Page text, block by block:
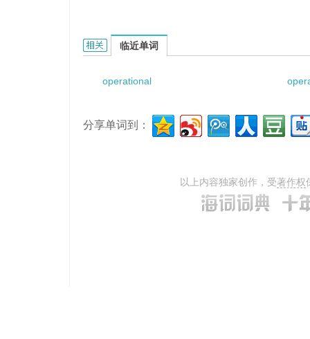
operational effectiveness的相关资料：
临近单词
operational
分享单词到：
以上内容独家创作，受著作权